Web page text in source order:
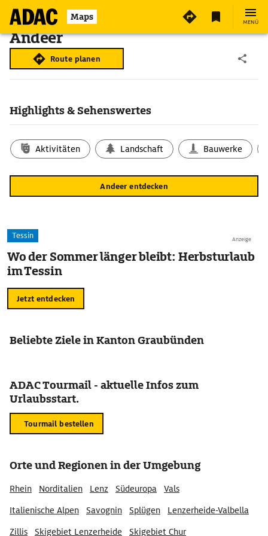
Maps MENÜ
Andeer
Route planen
Highlights & Sehenswertes
Aktivitäten Landschaft Bauwerke
Andeer entdecken
Anzeige
Tessin
Wo der Sommer länger bleibt: Herbsturlaub
im Tessin
Jetzt entdecken
Beliebte Ziele in Kanton Graubünden
ADAC Tourmail - aktuelle Infos zum
Urlaubsstart.
Tourmail bestellen
Orte und Regionen in der Umgebung
Rhein Norditalien Lenz Südeuropa
Vals
Italienische Alpen
Savognin Splügen
Lenzerheide-Valbella
Zillis
Skigebiet Lenzerheide Skigebiet Chur